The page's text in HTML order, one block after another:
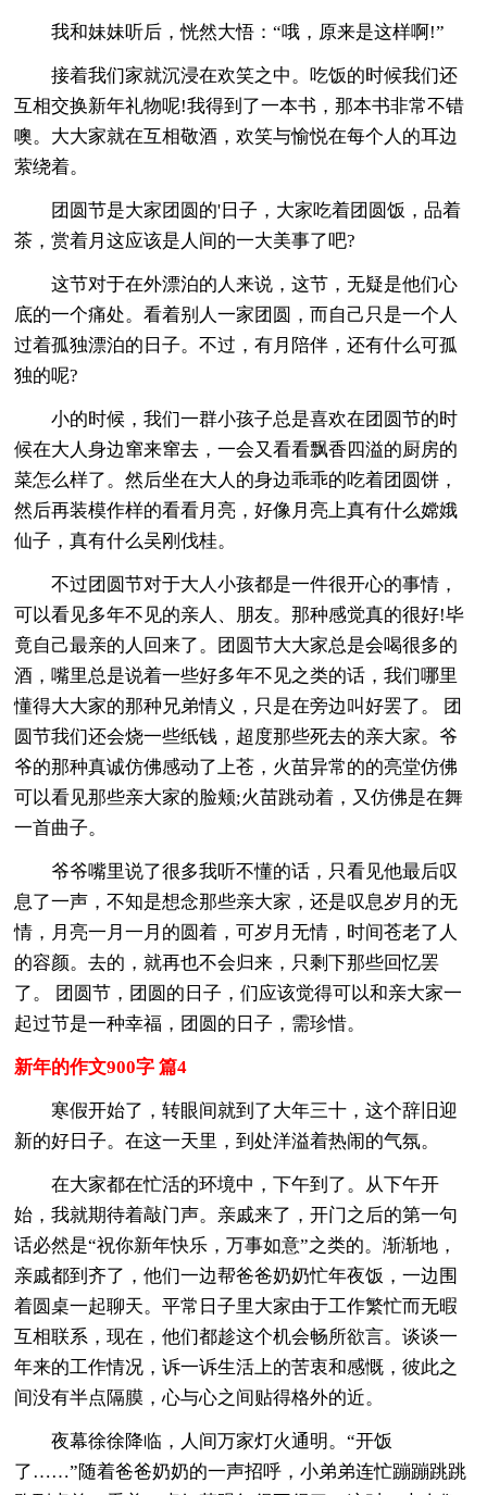
我和妹妹听后，恍然大悟：“哦，原来是这样啊!”
接着我们家就沉浸在欢笑之中。吃饭的时候我们还
互相交换新年礼物呢!我得到了一本书，那本书非常不错
噢。大大家就在互相敬酒，欢笑与愉悦在每个人的耳边
萦绕着。
团圆节是大家团圆的'日子，大家吃着团圆饭，品着
茶，赏着月这应该是人间的一大美事了吧?
这节对于在外漂泊的人来说，这节，无疑是他们心
底的一个痛处。看着别人一家团圆，而自己只是一个人
过着孤独漂泊的日子。不过，有月陪伴，还有什么可孤
独的呢?
小的时候，我们一群小孩子总是喜欢在团圆节的时
候在大人身边窜来窜去，一会又看看飘香四溢的厨房的
菜怎么样了。然后坐在大人的身边乖乖的吃着团圆饼，
然后再装模作样的看看月亮，好像月亮上真有什么嫦娥
仙子，真有什么吴刚伐桂。
不过团圆节对于大人小孩都是一件很开心的事情，
可以看见多年不见的亲人、朋友。那种感觉真的很好!毕
竟自己最亲的人回来了。团圆节大大家总是会喝很多的
酒，嘴里总是说着一些好多年不见之类的话，我们哪里
懂得大大家的那种兄弟情义，只是在旁边叫好罢了。 团
圆节我们还会烧一些纸钱，超度那些死去的亲大家。爷
爷的那种真诚仿佛感动了上苍，火苗异常的的亮堂仿佛
可以看见那些亲大家的脸颊;火苗跳动着，又仿佛是在舞
一首曲子。
爷爷嘴里说了很多我听不懂的话，只看见他最后叹
息了一声，不知是想念那些亲大家，还是叹息岁月的无
情，月亮一月一月的圆着，可岁月无情，时间苍老了人
的容颜。去的，就再也不会归来，只剩下那些回忆罢
了。 团圆节，团圆的日子，们应该觉得可以和亲大家一
起过节是一种幸福，团圆的日子，需珍惜。
新年的作文900字 篇4
寒假开始了，转眼间就到了大年三十，这个辞旧迎
新的好日子。在这一天里，到处洋溢着热闹的气氛。
在大家都在忙活的环境中，下午到了。从下午开
始，我就期待着敲门声。亲戚来了，开门之后的第一句
话必然是“祝你新年快乐，万事如意”之类的。渐渐地，
亲戚都到齐了，他们一边帮爸爸奶奶忙年夜饭，一边围
着圆桌一起聊天。平常日子里大家由于工作繁忙而无暇
互相联系，现在，他们都趁这个机会畅所欲言。谈谈一
年来的工作情况，诉一诉生活上的苦衷和感慨，彼此之
间没有半点隔膜，心与心之间贴得格外的近。
夜幕徐徐降临，人间万家灯火通明。“开饭
了……”随着爸爸奶奶的一声招呼，小弟弟连忙蹦蹦跳跳